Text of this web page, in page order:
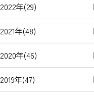
2022年(29)
2021年(48)
2020年(46)
2019年(47)